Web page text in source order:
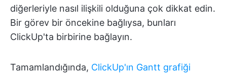
diğerleriyle nasıl ilişkili olduğuna çok dikkat edin.
Bir görev bir öncekine bağlıysa, bunları
ClickUp'ta birbirine bağlayın.
Tamamlandığında, ClickUp'ın Gantt grafiği